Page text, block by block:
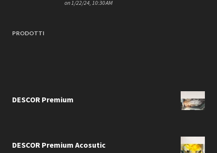
on1/22/24, 10:30 AM
PRODOTTI
DESCOR Premium
DESCOR Premium Acosutic